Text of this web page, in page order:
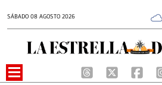
SÁBADO 08 AGOSTO 2026